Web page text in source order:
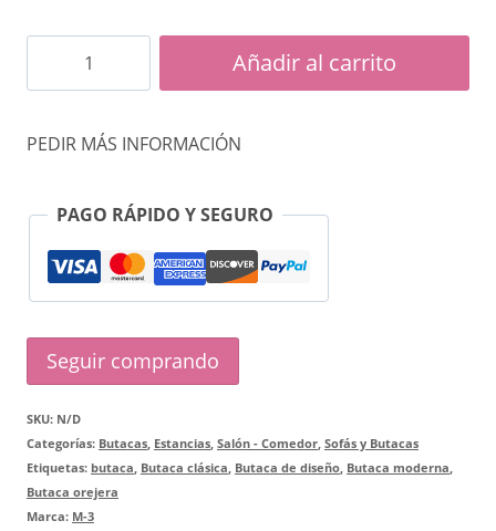
Sonia
cantidad
Añadir al carrito
PEDIR MÁS INFORMACIÓN
PAGO RÁPIDO Y SEGURO
Seguir comprando
SKU: N/D
Categorías: Butacas Estancias Salón - Comedor Sofás y Butacas
Etiquetas: butaca Butaca clásica Butaca de diseño Butaca moderna
Butaca orejera
Marca: M-3